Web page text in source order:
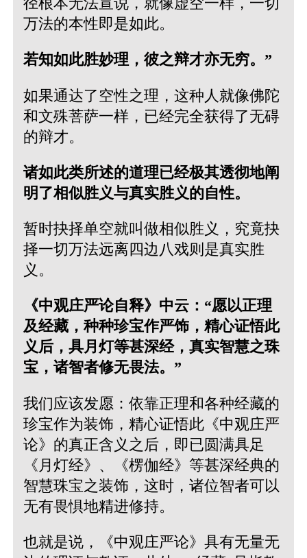
万法的本性即是如此。
若知如此胜妙理，彼之辩才亦无穷。”
如果通达了空性之理，这种人就像佛陀
和文殊菩萨一样，已经完全获得了无碍
的辩才。
诸如此类所述的道理已经极其透彻地阐
明了相似胜义与真实胜义的自性。
暂时抉择单空就叫做相似胜义，究竟抉
择一切万法远离四边八戏则是真实胜
义。
《中观庄严论自释》中云：“愿以正理
及经藏，种种珍宝作严饰，精心证悟此
义后，具月灯等甚深经，真实智慧之珠
宝，诸智者修无畏法。”
我们应该发愿：依靠正理和各种经藏的
珍宝作为装饰，精心证悟此《中观庄严
论》的真正含义之后，即已圆满具足
《月灯经》、《楞伽经》等甚深经典的
智慧珠宝之装饰，这时，诸位智者可以
无有畏惧地精进修持。
也就是说，《中观庄严论》具有无量无